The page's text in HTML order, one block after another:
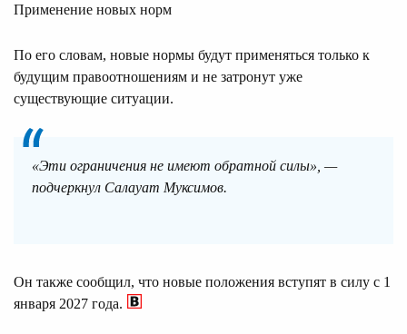
Применение новых норм
По его словам, новые нормы будут применяться только к
будущим правоотношениям и не затронут уже
существующие ситуации.
«Эти ограничения не имеют обратной силы», —
подчеркнул Салауат Муксимов.
Он также сообщил, что новые положения вступят в силу с 1
января 2027 года.